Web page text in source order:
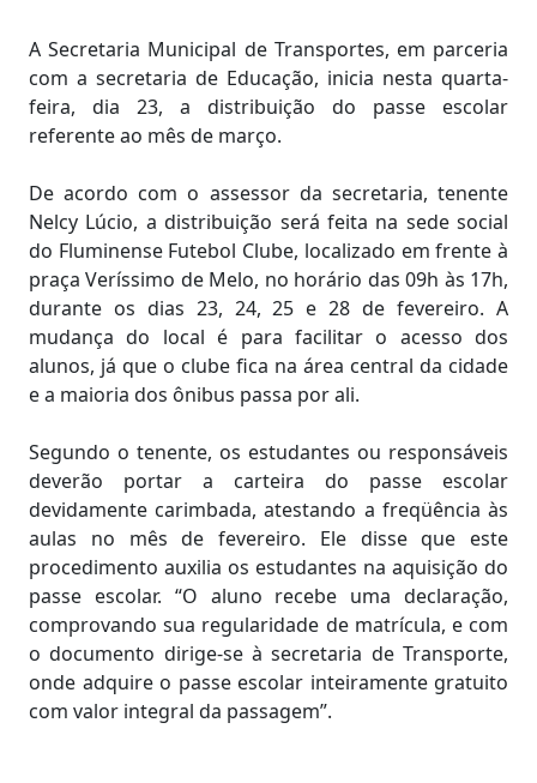
A Secretaria Municipal de Transportes, em parceria
com a secretaria de Educação, inicia nesta quarta-
feira, dia 23, a distribuição do passe escolar
referente ao mês de março.
De acordo com o assessor da secretaria, tenente
Nelcy Lúcio, a distribuição será feita na sede social
do Fluminense Futebol Clube, localizado em frente à
praça Veríssimo de Melo, no horário das 09h às 17h,
durante os dias 23, 24, 25 e 28 de fevereiro. A
mudança do local é para facilitar o acesso dos
alunos, já que o clube fica na área central da cidade
e a maioria dos ônibus passa por ali.
Segundo o tenente, os estudantes ou responsáveis
deverão portar a carteira do passe escolar
devidamente carimbada, atestando a freqüência às
aulas no mês de fevereiro. Ele disse que este
procedimento auxilia os estudantes na aquisição do
passe escolar. “O aluno recebe uma declaração,
comprovando sua regularidade de matrícula, e com
o documento dirige-se à secretaria de Transporte,
onde adquire o passe escolar inteiramente gratuito
com valor integral da passagem”.